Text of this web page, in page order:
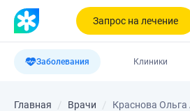
Запрос на лечение
Заболевания Клиники
Главная Врачи Краснова